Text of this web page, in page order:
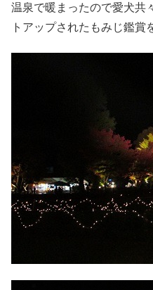
温泉で暖まったので愛犬共
トアップされたもみじ鑑賞